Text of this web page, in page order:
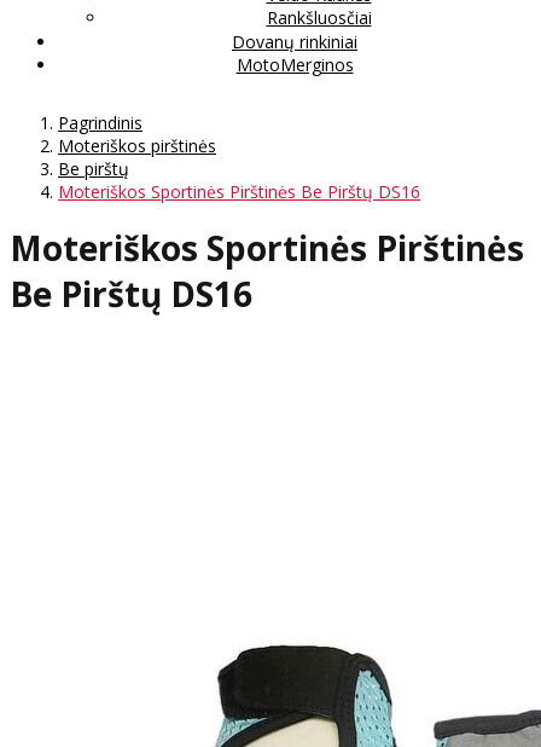
Rankšluosčiai
Dovanų rinkiniai
MotoMerginos
Pagrindinis
Moteriškos pirštinės
Be pirštų
Moteriškos Sportinės Pirštinės Be Pirštų DS16
Moteriškos Sportinės Pirštinės
Be Pirštų DS16